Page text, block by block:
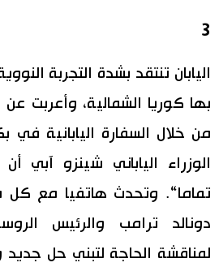
سياسة
اقتصاد
مجتمع
لايف ستايل
موسوعة اليابان
هو وهي
المطبخ الياباني
3
اليابان تنتقد بشدة التجربة
بها كوريا الشمالية، وأعربت عن
من خلال السفارة اليابانية
الوزراء الياباني شينزو آبي
تماما“. وتحدث هاتفيا مع كل
دونالد ترامب والرئيس
لمناقشة الحاجة لتبني حل